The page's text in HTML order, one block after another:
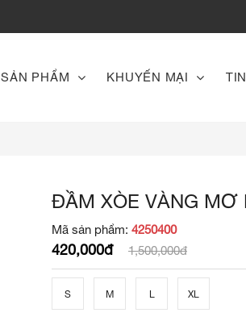
SẢN PHẨM KHUYẾN MẠI
ĐẦM XÒE VÀNG MƠ
Mã sản phẩm: 4250400
420,000đ 1,500,000đ
S M L XL